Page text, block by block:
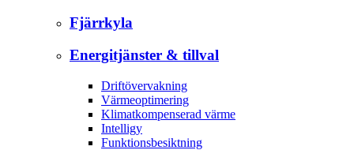
Fjärrkyla
Energitjänster & tillval
Driftövervakning
Värmeoptimering
Klimatkompenserad värme
Intelligy
Funktionsbesiktning